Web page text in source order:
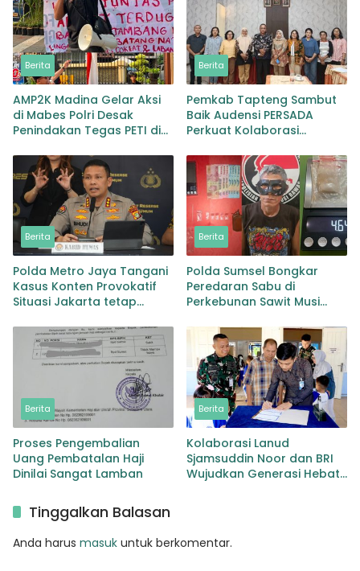
Berita
AMP2K Madina Gelar Aksi
di Mabes Polri Desak
Penindakan Tegas PETI di
Natal
Berita
Pemkab Tapteng Sambut
Baik Audensi PERSADA
Perkuat Kolaborasi
dan Pebgaruutamaan
Inklusi
Berita
Polda Metro Jaya Tangani
Kasus Konten Provokatif
Situasi Jakarta tetap
Berita
Polda Sumsel Bongkar
Peredaran Sabu di
Perkebunan Sawit Musi
dengan Barang Bukti Sabu
dan Timbangan
Berita
Proses Pengembalian
Uang Pembatalan Haji
Dinilai Sangat Lamban
Berita
Kolaborasi Lanud
Sjamsuddin Noor dan BRI
Wujudkan Generasi Hebat
Tinggalkan Balasan
Anda harus masuk untuk berkomentar.